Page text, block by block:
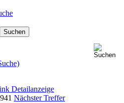
Detailanzeige
Nächster Treffer